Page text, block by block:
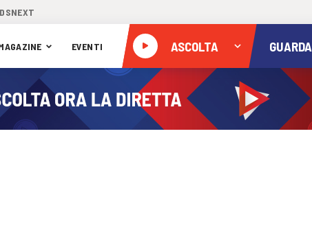
EVENTI ASCOLTA GUARDA